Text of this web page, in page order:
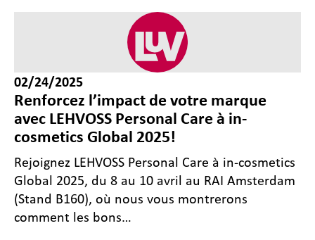
02/24/2025
Renforcez l’impact de votre marque
avec LEHVOSS Personal Care à in-
cosmetics Global 2025!
Rejoignez LEHVOSS Personal Care à in-cosmetics
Global 2025, du 8 au 10 avril au RAI Amsterdam
(Stand B160), où nous vous montrerons
comment les bons…